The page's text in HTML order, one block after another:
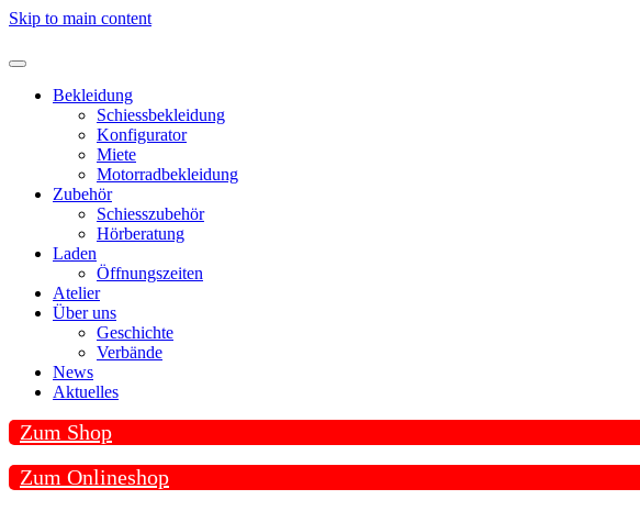
Skip to main content
Bekleidung
Schiessbekleidung
Konfigurator
Miete
Motorradbekleidung
Zubehör
Schiesszubehör
Hörberatung
Laden
Öffnungszeiten
Atelier
Über uns
Geschichte
Verbände
News
Aktuelles
Zum Shop
Zum Onlineshop